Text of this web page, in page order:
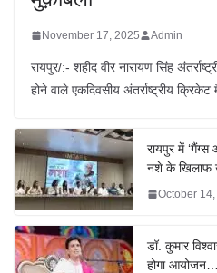
November 17, 2025 Admin
रायपुर/:- शहीद वीर नारायण सिंह
होने वाले एकदिवसीय अंतर्राष्ट्रीय
रायपुर में ‘गैंग्स
नशे के खिलाफ
October
डॉ. कुमार
होगा आयोजन…